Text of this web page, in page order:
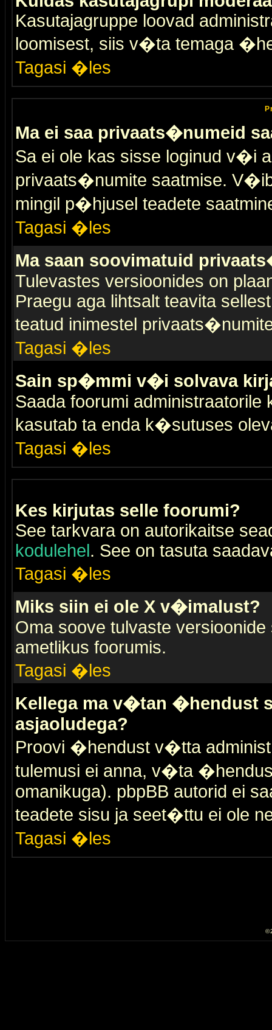
Kasutajagruppe loovad
loomisest, siis v�ta temaga
Tagasi �les
Ma ei saa privaats�numeid
Sa ei ole kas sisse loginud v�i
privaats�numite saatmise.
mingil p�hjusel teadete
Tagasi �les
Ma saan soovimatuid
Tulevastes versioonides on
Praegu aga lihtsalt teavita
teatud inimestel
Tagasi �les
Sain sp�mmi v�i solvava
Saada foorumi
kasutab ta enda k�sutuses
Tagasi �les
Kes kirjutas selle foorumi?
See tarkvara on autorikaitse
kodulehel. See on tasuta
Tagasi �les
Miks siin ei ole X v�imalust?
Oma soove tulvaste
ametlikus foorumis.
Tagasi �les
Kellega ma v�tan �hendust
asjaoludega?
Proovi �hendust v�tta
tulemusi ei anna, v�ta
omanikuga). pbpBB autorid ei
teadete sisu ja seet�ttu ei ole
Tagasi �les
©